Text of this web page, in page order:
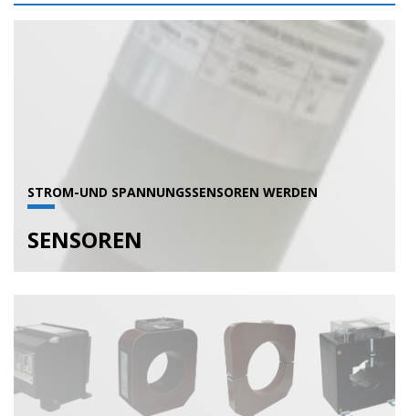
STROM-UND SPANNUNGSSENSOREN WERDEN
SENSOREN